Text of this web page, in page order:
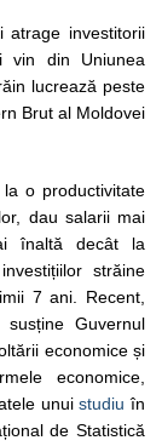
atrage investitorii
vin din Uniunea
lucrează peste
Brut al Moldovei
o productivitate
dau salarii mai
înaltă decât la
străine
7 ani. Recent,
Guvernul
economice și
economice,
unuistudiu în
de Statistică